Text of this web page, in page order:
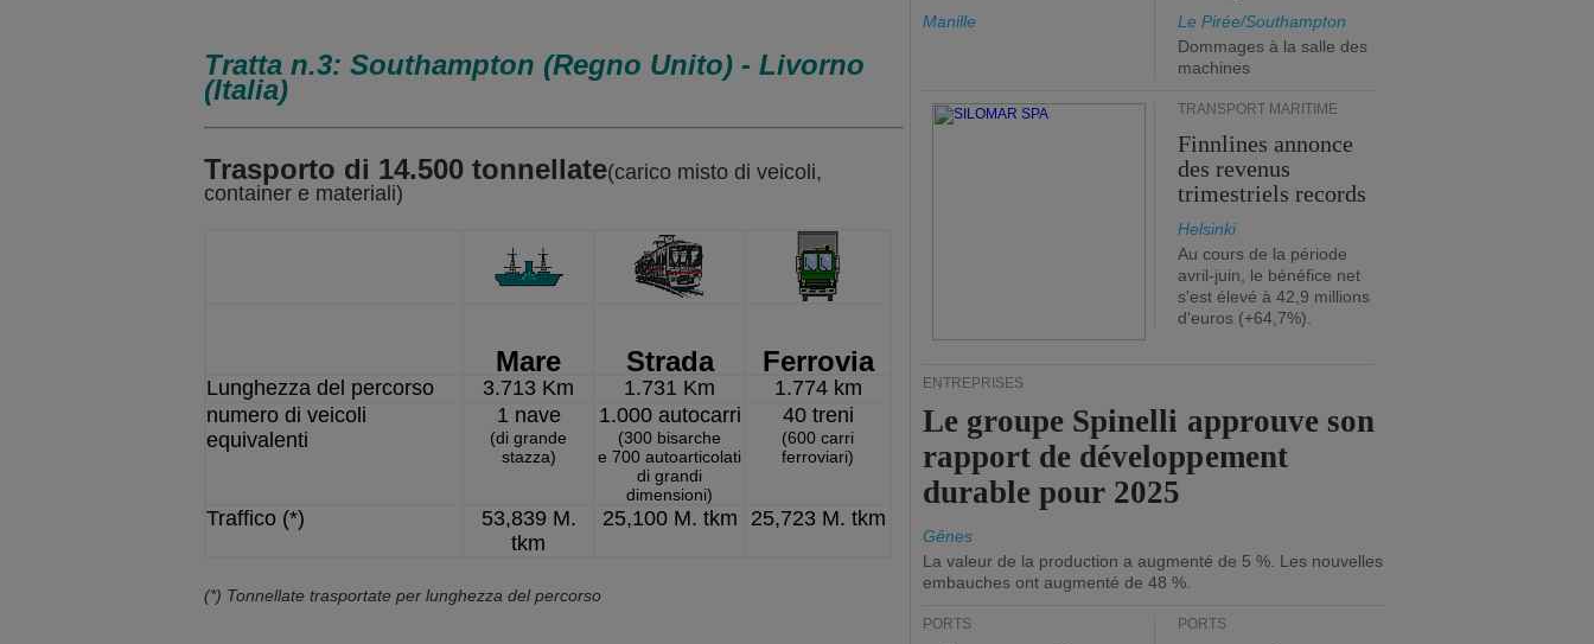
Tratta n.3: Southampton (Regno Unito) - Livorno
(Italia)
Trasporto di 14.500 tonnellate(carico misto di veicoli,
container e materiali)
Mare Strada Ferrovia
Lunghezza del percorso 3.713 Km 1.731 Km
1.774 km
numero di veicoli
equivalenti
1 nave
(di grande
stazza)
1.000 autocarri
(300 bisarche
e 700 autoarticolati
di grandi
dimensioni)
40 treni
(600 carri
ferroviari)
Traffico (*)
53,839 M.
tkm
25,100 M. tkm 25,723 M. tkm
(*) Tonnellate trasportate per lunghezza del percorso
Manille
Le Pirée/Southampton
Dommages à la salle des
machines
TRANSPORT MARITIME
Finnlines annonce
des revenus
trimestriels records
Helsinki
Au cours de la période
avril-juin, le bénéfice net
s'est élevé à 42,9 millions
d'euros (+64,7%).
ENTREPRISES
Le groupe Spinelli approuve son
rapport de développement
durable pour 2025
Gênes
La valeur de la production a augmenté de 5 %. Les nouvelles
embauches ont augmenté de 48 %.
PORTS PORTS